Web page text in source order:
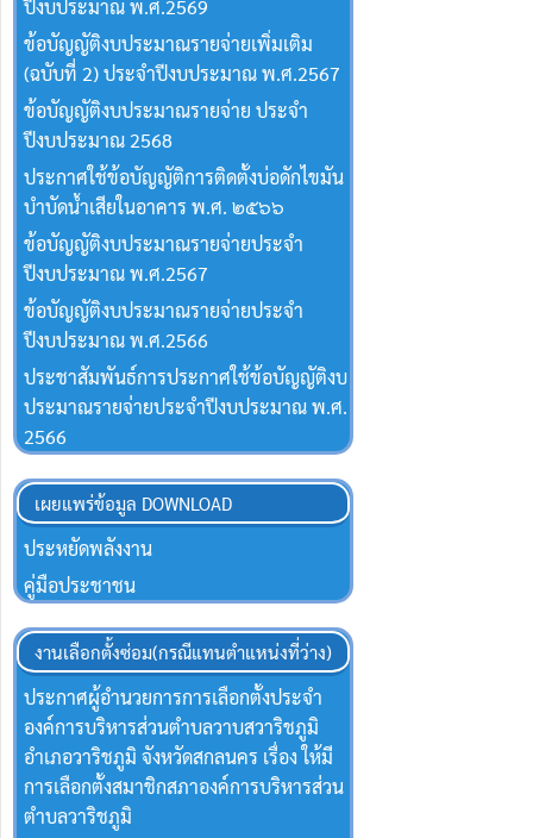
ปีงบประมาณ พ.ศ.2569
ข้อบัญญัติงบประมาณรายจ่ายเพิ่มเติม
(ฉบับที่ 2) ประจำปีงบประมาณ พ.ศ.2567
ข้อบัญญัติงบประมาณรายจ่าย ประจำ
ปีงบประมาณ 2568
ประกาศใช้ข้อบัญญัติการติดตั้งบ่อดักไขมัน
บำบัดน้ำเสียในอาคาร พ.ศ. ๒๕๖๖
ข้อบัญญัติงบประมาณรายจ่ายประจำ
ปีงบประมาณ พ.ศ.2567
ข้อบัญญัติงบประมาณรายจ่ายประจำ
ปีงบประมาณ พ.ศ.2566
ประชาสัมพันธ์การประกาศใช้ข้อบัญญัติงบ
ประมาณรายจ่ายประจำปีงบประมาณ พ.ศ.
2566
เผยแพร่ข้อมูล DOWNLOAD
ประหยัดพลังงาน
คู่มือประชาชน
งานเลือกตั้งซ่อม(กรณีแทนตำแหน่งที่ว่าง)
ประกาศผู้อำนวยการการเลือกตั้งประจำ
องค์การบริหารส่วนตำบลวาบสวาริชภูมิ
อำเภอวาริชภูมิ จังหวัดสกลนคร เรื่อง ให้มี
การเลือกตั้งสมาชิกสภาองค์การบริหารส่วน
ตำบลวาริชภูมิ